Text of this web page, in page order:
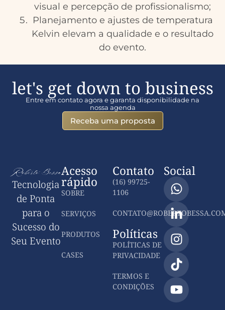
visual e percepção de profissionalismo;
Planejamento e ajustes de temperatura
Kelvin elevam a qualidade e o resultado
do evento.
let's get down to business
Entre em contato agora e garanta disponibilidade na
nossa agenda
Receba uma proposta
Tecnologia
de Ponta
para o
Sucesso do
Seu Evento
Acesso
rápido
SOBRE
SERVIÇOS
PRODUTOS
CASES
Contato
(16) 99725-
1106
Políticas
POLÍTICAS DE
PRIVACIDADE
TERMOS E
CONDIÇÕES
Social